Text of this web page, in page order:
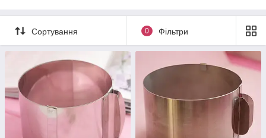
для створення тортів, мусів, бісквітів та інших виробів різних
розмірів. Зручне налаштування розміру для точного
результату. Професійна якість для кондитерів та домашніх
майстрів. Швидка доставка по всій Україні.
Сортування 0 Фільтри